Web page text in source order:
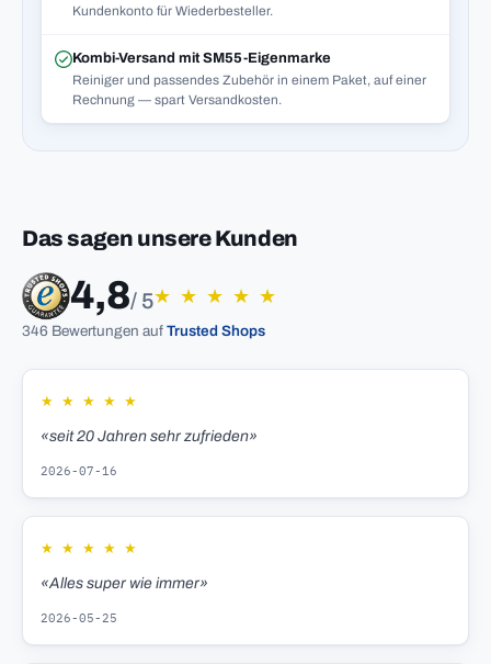
Kundenkonto für Wiederbesteller.
Kombi-Versand mit SM55-Eigenmarke
Reiniger und passendes Zubehör in einem Paket, auf einer
Rechnung — spart Versandkosten.
Das sagen unsere Kunden
4,8/ 5★ ★ ★ ★ ★
346 Bewertungen auf Trusted Shops
★ ★ ★ ★ ★
«seit 20 Jahren sehr zufrieden»
2026-07-16
★ ★ ★ ★ ★
«Alles super wie immer»
2026-05-25